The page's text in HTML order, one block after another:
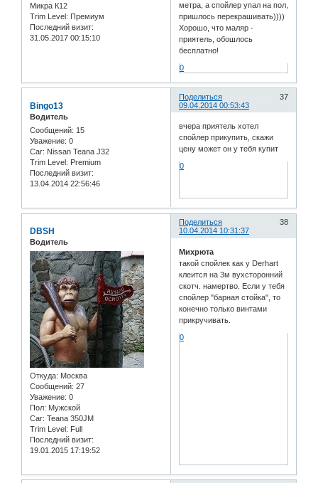
Микра К12
Trim Level: Премиум
Последний визит:
31.05.2017 00:15:10
метра, а спойлер упал на пол,
пришлось перекрашивать))))
Хорошо, что маляр -
приятель, обошлось
бесплатно!
0
Поделиться
37
09.04.2014 00:53:43
Bingo13
Водитель
Сообщений: 15
Уважение: 0
Car: Nissan Teana J32
Trim Level: Premium
Последний визит:
13.04.2014 22:56:46
вчера приятель хотел
спойлер прикупить, скажи
цену может он у тебя купит
0
Поделиться
38
10.04.2014 10:31:37
DBSH
Водитель
Откуда: Москва
Сообщений: 27
Уважение: 0
Пол: Мужской
Car: Teana 350JM
Trim Level: Full
Последний визит:
19.01.2015 17:19:52
Михрюта
такой спойлек как у Derhart
клеится на 3м вухсторонний
скотч. намертво. Если у тебя
спойлер "барная стойка", то
конечно только винтами
прикручивать.
0